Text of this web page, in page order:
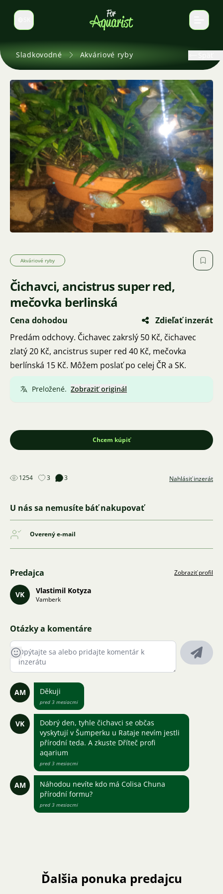
Prepnúť jazyk
Sladkovodné Akváriové ryby
Akváriové ryby
Čichavci, ancistrus super red,
mečovka berlinská
Cena dohodou
Zdieľať inzerát
Predám odchovy. Čichavec zakrslý 50 Kč, čichavec
zlatý 20 Kč, ancistrus super red 40 Kč, mečovka
berlínská 15 Kč. Môžem poslať po celej ČR a SK.
Preložené. Zobraziť originál
Chcem kúpiť
1254 3 3 Nahlásiť inzerát
U nás sa nemusíte báť nakupovať
Overený e-mail
Predajca Zobraziť profil
VK Vlastimil Kotyza
Vamberk
Otázky a komentáre
AM Děkuji
pred 3 mesiacmi
VK
Dobrý den, tyhle čichavci se občas
vyskytují v Šumperku u Rataje nevím jestli
přírodní teda. A zkuste Dříteč profi
aqarium
pred 3 mesiacmi
AM
Náhodou nevíte kdo má Colisa Chuna
přírodní formu?
pred 3 mesiacmi
Ďalšia ponuka predajcu